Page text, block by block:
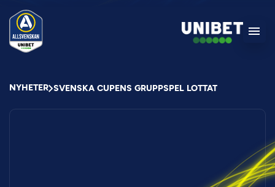
NYHETER SVENSKA CUPENS GRUPPSPEL LOTTAT